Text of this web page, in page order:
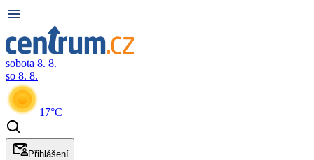
sobota 8. 8.
so 8. 8.
17°C
Přihlášení